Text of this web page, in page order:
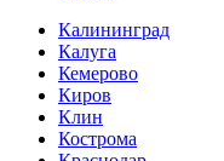
Калининград
Калуга
Кемерово
Киров
Клин
Кострома